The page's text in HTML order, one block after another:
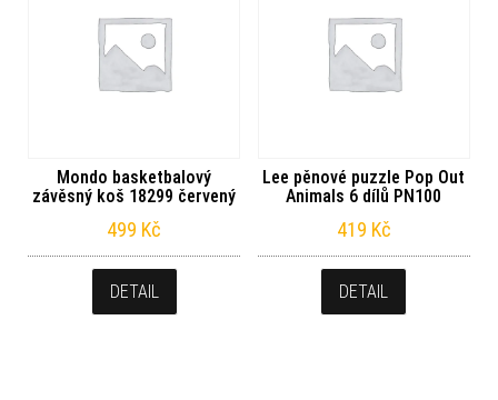
Mondo basketbalový
závěsný koš 18299 červený
499 Kč
DETAIL
Lee pěnové puzzle Pop Out
Animals 6 dílů PN100
419 Kč
DETAIL